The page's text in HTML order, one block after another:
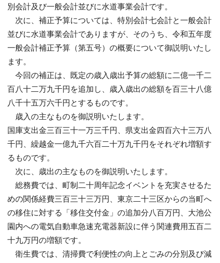
別会計及び一般会計並びに水道事業会計です。
次に、補正予算については、特別会計七会計と一般会計
並びに水道事業会計でありますが、そのうち、令和五年度
一般会計補正予算（第五号）の概要について御説明いたし
ます。
今回の補正は、既定の歳入歳出予算の総額に二億一千二
百八十二万九千円を追加し、歳入歳出の総額を百三十八億
八千十五万六千円とするものです。
歳入の主なものを御説明いたします。
国庫支出金三百三十一万三千円、県支出金四百六十三万八
千円、繰越金一億九千六百二十万九千円をそれぞれ増額す
るものです。
次に、歳出の主なものを御説明いたします。
総務費では、町制二十周年記念イベントを充実させるた
めの関係経費三百三十三万円、東京二十三区からの当町へ
の移住に対する「移住交付金」の追加分八百万円、大池公
園内への電気自動車急速充電器新設に伴う関連費用五百二
十九万円の増額です。
衛生費では、清掃費で利便性の向上とごみの分別及び減